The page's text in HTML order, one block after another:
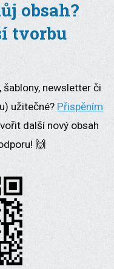
obsah?
tvorbu
šablony, newsletter či
užitečné? Přispěním
další nový obsah
🙌